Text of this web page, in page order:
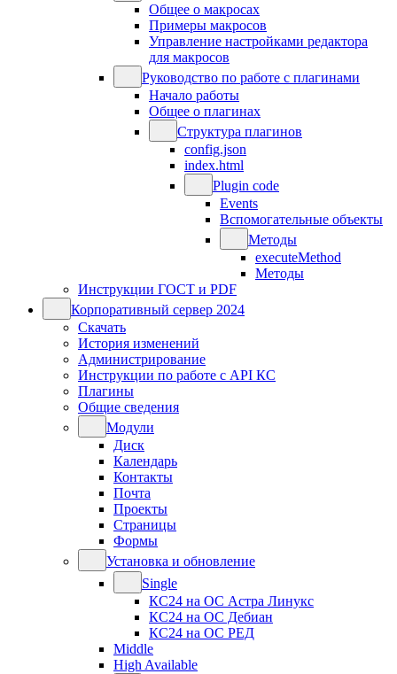
Общее о макросах
Примеры макросов
Управление настройками редактора
для макросов
Руководство по работе с плагинами
Начало работы
Общее о плагинах
Структура плагинов
config.json
index.html
Plugin code
Events
Вспомогательные объекты
Методы
executeMethod
Методы
Инструкции ГОСТ и PDF
Корпоративный сервер 2024
Скачать
История изменений
Администрирование
Инструкции по работе с API КС
Плагины
Общие сведения
Модули
Диск
Календарь
Контакты
Почта
Проекты
Страницы
Формы
Установка и обновление
Single
КС24 на ОС Астра Линукс
КС24 на ОС Дебиан
КС24 на ОС РЕД
Middle
High Available